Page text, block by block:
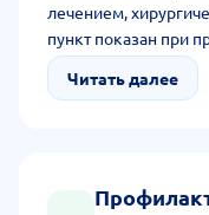
лечением,
пункт показан при
Читать далее